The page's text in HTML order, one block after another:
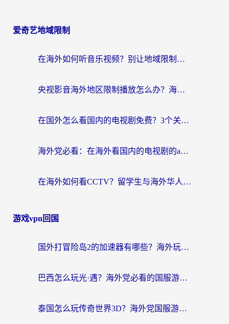
爱奇艺地域限制
在海外如何听音乐视频？别让地域限制挡住你的华语旋律
央视影音海外地区限制播放怎么办？海外华人必看的追剧自由指南
在国外怎么看国内的电视剧免费？3个关键步骤+1款靠谱加速器帮你搞定
海外党必看：在海外看国内的电视剧的app选对了吗？3步解决地域限制烦恼
在海外如何看CCTV？留学生与海外华人的实用回国加速指南
游戏vpn回国
国外打冒险岛2的加速器有哪些？海外玩家国服畅玩全攻略（附实测推荐）
巴西怎么玩光·遇？海外党必看的国服游戏加速器选择指南（附3款热门游戏实测）
泰国怎么玩传奇世界3D？海外党国服游戏加速终极指南（附非洲欧洲热门游戏解决方案）